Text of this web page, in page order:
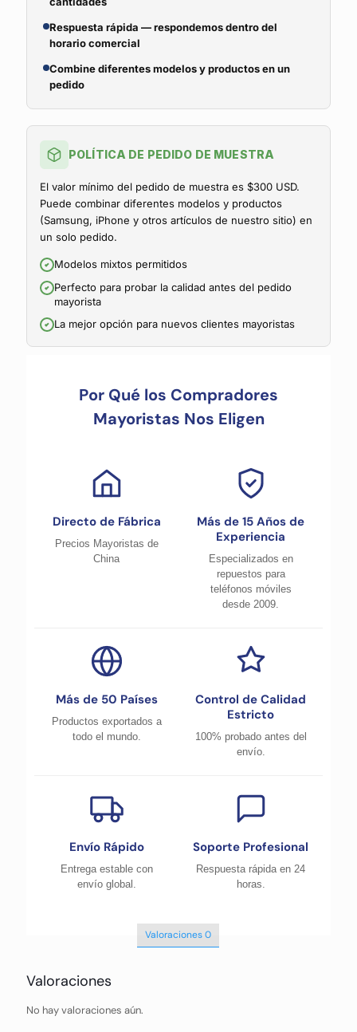
Respuesta rápida — respondemos dentro del
horario comercial
Combine diferentes modelos y productos en un
pedido
POLÍTICA DE PEDIDO DE MUESTRA
El valor mínimo del pedido de muestra es $300 USD.
Puede combinar diferentes modelos y productos
(Samsung, iPhone y otros artículos de nuestro sitio) en
un solo pedido.
Modelos mixtos permitidos
Perfecto para probar la calidad antes del pedido
mayorista
La mejor opción para nuevos clientes mayoristas
Por Qué los Compradores
Mayoristas Nos Eligen
Directo de Fábrica
Precios Mayoristas de
China
Más de 15 Años de
Experiencia
Especializados en
repuestos para
teléfonos móviles
desde 2009.
Más de 50 Países
Productos exportados a
todo el mundo.
Control de Calidad
Estricto
100% probado antes del
envío.
Envío Rápido
Entrega estable con
envío global.
Soporte Profesional
Respuesta rápida en 24
horas.
Valoraciones0
Valoraciones
No hay valoraciones aún.